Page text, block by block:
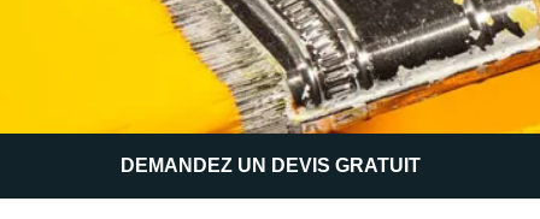
DEMANDEZ UN DEVIS GRATUIT